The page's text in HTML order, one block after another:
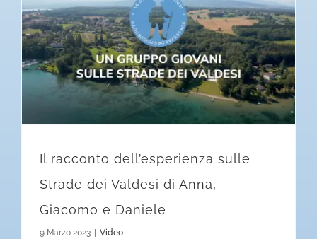
Il racconto dell’esperienza sulle
Strade dei Valdesi di Anna,
Giacomo e Daniele
9 Marzo 2023 Video